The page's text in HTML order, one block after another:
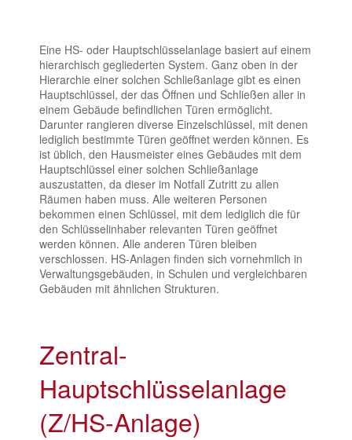
Eine HS- oder Hauptschlüsselanlage basiert auf einem
hierarchisch gegliederten System. Ganz oben in der
Hierarchie einer solchen Schließanlage gibt es einen
Hauptschlüssel, der das Öffnen und Schließen aller in
einem Gebäude befindlichen Türen ermöglicht.
Darunter rangieren diverse Einzelschlüssel, mit denen
lediglich bestimmte Türen geöffnet werden können. Es
ist üblich, den Hausmeister eines Gebäudes mit dem
Hauptschlüssel einer solchen Schließanlage
auszustatten, da dieser im Notfall Zutritt zu allen
Räumen haben muss. Alle weiteren Personen
bekommen einen Schlüssel, mit dem lediglich die für
den Schlüsselinhaber relevanten Türen geöffnet
werden können. Alle anderen Türen bleiben
verschlossen. HS-Anlagen finden sich vornehmlich in
Verwaltungsgebäuden, in Schulen und vergleichbaren
Gebäuden mit ähnlichen Strukturen.
Zentral-
Hauptschlüsselanlage
(Z/HS-Anlage)